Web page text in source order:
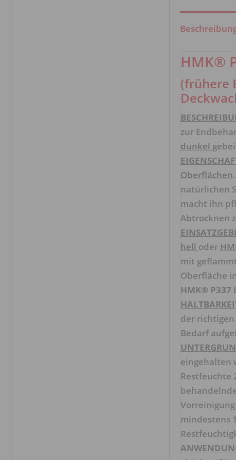
HMK®
(frühere
zur
dunkel
Oberflächen
natürlichen
macht ihn
Abtrocknen
hell oder
mit
Oberfläche
HMK® P337
der
Bedarf
eingehalten
Restfeuchte
mindestens